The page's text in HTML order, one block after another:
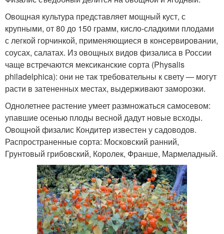
Овощная культура представляет мощный куст, с
крупными, от 80 до 150 грамм, кисло-сладкими плодами
с легкой горчинкой, применяющиеся в консервировании,
соусах, салатах. Из овощных видов физалиса в России
чаще встречаются мексиканские сорта (Physalis
philadelphica): они не так требовательны к свету — могут
расти в затененных местах, выдерживают заморозки.
Однолетнее растение умеет размножаться самосевом:
упавшие осенью плоды весной дадут новые всходы.
Овощной физалис Кондитер известен у садоводов.
Распространенные сорта: Московский ранний,
Грунтовый грибовский, Королек, Франше, Мармеладный.